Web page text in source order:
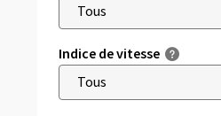
Indice de vitesse